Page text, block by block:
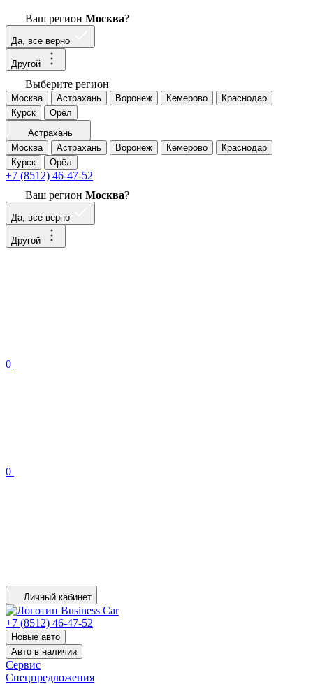
Ваш регион Москва?
Да, все верно
Другой
Выберите регион
Москва Астрахань Воронеж Кемерово
Краснодар
Курск
Орёл
Астрахань
Москва
Астрахань Воронеж Кемерово
Краснодар
Курск
Орёл
+7 (8512) 46-47-52
Ваш регион Москва?
Да, все верно
Другой
0
0
Личный кабинет
+7 (8512) 46-47-52
Новые авто
Авто в наличии
Сервис
Спецпредложения